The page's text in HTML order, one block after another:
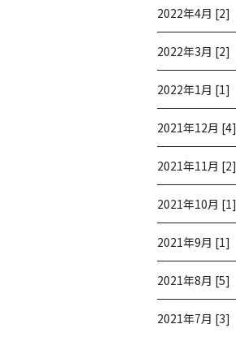
2022年4月 [2]
2022年3月 [2]
2022年1月 [1]
2021年12月 [4]
2021年11月 [2]
2021年10月 [1]
2021年9月 [1]
2021年8月 [5]
2021年7月 [3]